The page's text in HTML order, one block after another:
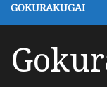
GOKURAKUGAI